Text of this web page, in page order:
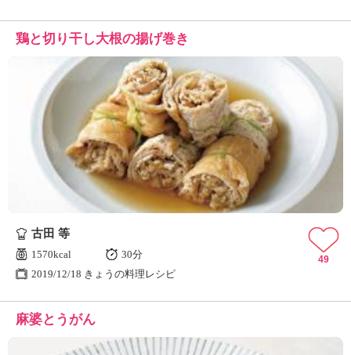
鶏と切り干し大根の揚げ巻き
古田 等
1570kcal
30分
2019/12/18 きょうの料理レシピ
49
麻婆とうがん